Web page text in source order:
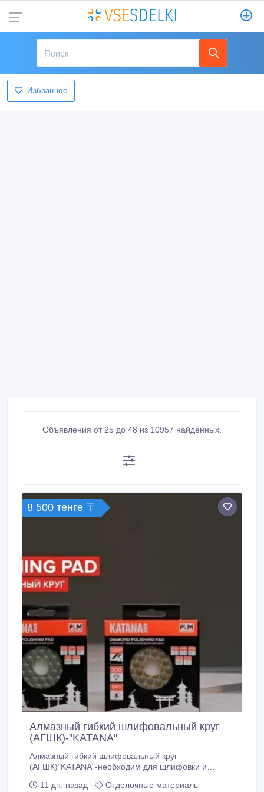
Избранное
Объявления от 25 до 48 из 10957 найденных.
8 500 тенге 〒
Алмазный гибкий шлифовальный круг
(АГШК)-"KATANA"
Алмазный гибкий шлифовальный круг
(АГШК)"KATANA"-необходим для шлифовки и
гранита, бетона. Черепашки-"KATANA"
11 дн. назад
Отделочные материалы